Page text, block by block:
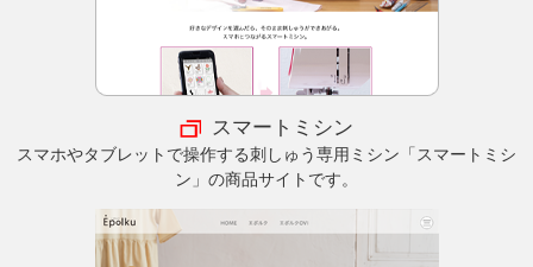
スマートミシン
スマホやタブレットで操作する刺しゅう専用ミシン「スマートミシ
ン」の商品サイトです。